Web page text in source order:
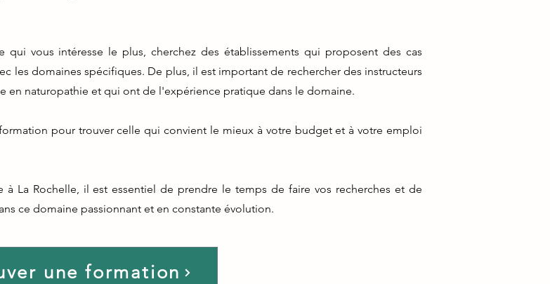
vous intéresse le plus, cherchez des établissements qui proposent des cas
les domaines spécifiques. De plus, il est important de rechercher des instructeurs
naturopathie et qui ont de l'expérience pratique dans le domaine.
pour trouver celle qui convient le mieux à votre budget et à votre emploi
La Rochelle, il est essentiel de prendre le temps de faire vos recherches et de
ce domaine passionnant et en constante évolution.
une formation